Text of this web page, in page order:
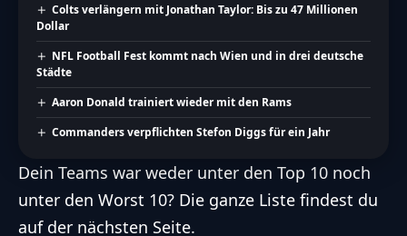
Colts verlängern mit Jonathan Taylor: Bis zu 47 Millionen
Dollar
NFL Football Fest kommt nach Wien und in drei deutsche
Städte
Aaron Donald trainiert wieder mit den Rams
Commanders verpflichten Stefon Diggs für ein Jahr
Dein Teams war weder unter den Top 10 noch
unter den Worst 10? Die ganze Liste findest du
auf der nächsten Seite.